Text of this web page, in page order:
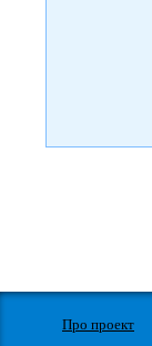
Про проект